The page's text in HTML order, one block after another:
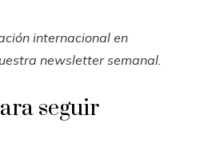
internacional en
newsletter semanal
seguir